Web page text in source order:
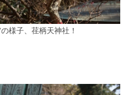
様子、荏柄天神社！